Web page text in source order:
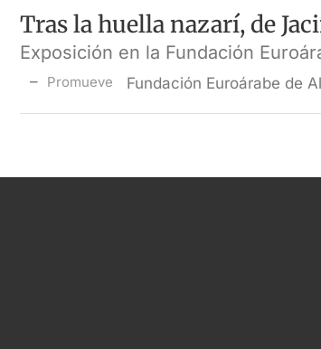
Tras la huella nazarí, de
Exposición en la Fundación
Promueve Fundación Euroárabe de